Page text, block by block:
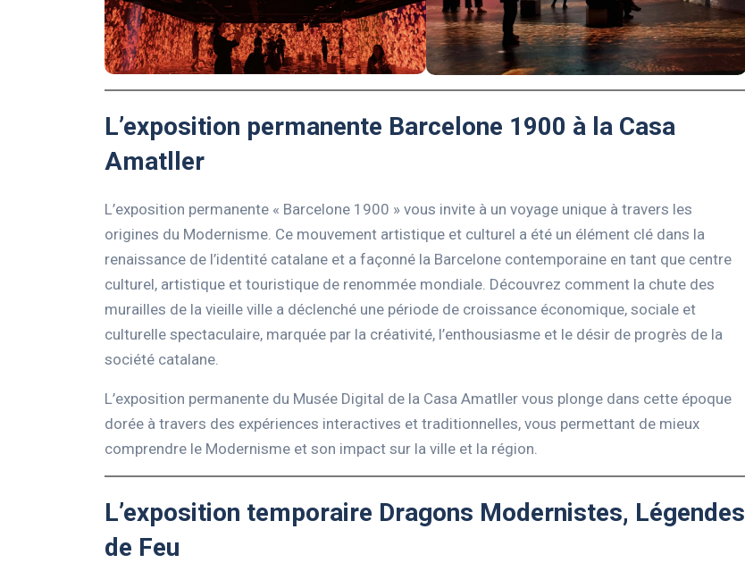
L’exposition permanente Barcelone 1900 à la Casa
Amatller
L’exposition permanente « Barcelone 1900 » vous invite à un voyage unique à travers les
origines du Modernisme. Ce mouvement artistique et culturel a été un élément clé dans la
renaissance de l’identité catalane et a façonné la Barcelone contemporaine en tant que centre
culturel, artistique et touristique de renommée mondiale. Découvrez comment la chute des
murailles de la vieille ville a déclenché une période de croissance économique, sociale et
culturelle spectaculaire, marquée par la créativité, l’enthousiasme et le désir de progrès de la
société catalane.
L’exposition permanente du Musée Digital de la Casa Amatller vous plonge dans cette époque
dorée à travers des expériences interactives et traditionnelles, vous permettant de mieux
comprendre le Modernisme et son impact sur la ville et la région.
L’exposition temporaire Dragons Modernistes, Légendes
de Feu